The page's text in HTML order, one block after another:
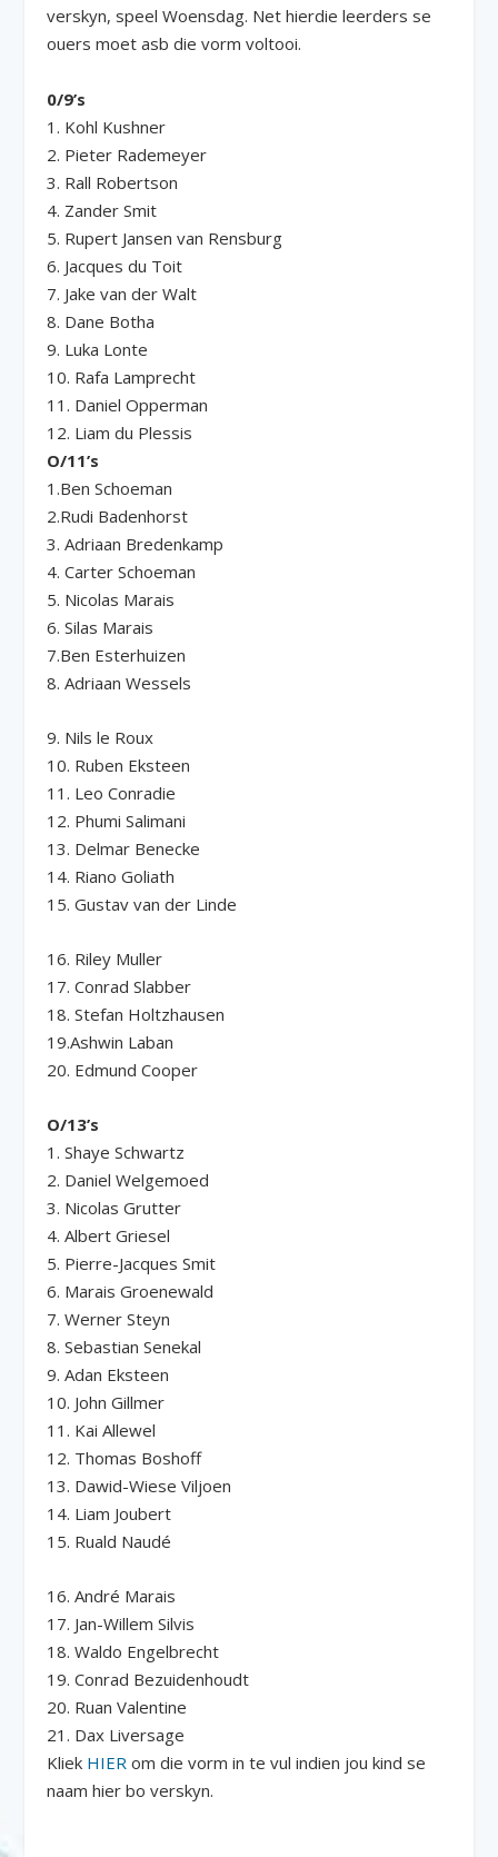
verskyn, speel Woensdag. Net hierdie leerders se
ouers moet asb die vorm voltooi.
0/9’s
1. Kohl Kushner
2. Pieter Rademeyer
3. Rall Robertson
4. Zander Smit
5. Rupert Jansen van Rensburg
6. Jacques du Toit
7. Jake van der Walt
8. Dane Botha
9. Luka Lonte
10. Rafa Lamprecht
11. Daniel Opperman
12. Liam du Plessis
O/11’s
1.Ben Schoeman
2.Rudi Badenhorst
3. Adriaan Bredenkamp
4. Carter Schoeman
5. Nicolas Marais
6. Silas Marais
7.Ben Esterhuizen
8. Adriaan Wessels
9. Nils le Roux
10. Ruben Eksteen
11. Leo Conradie
12. Phumi Salimani
13. Delmar Benecke
14. Riano Goliath
15. Gustav van der Linde
16. Riley Muller
17. Conrad Slabber
18. Stefan Holtzhausen
19.Ashwin Laban
20. Edmund Cooper
O/13’s
1. Shaye Schwartz
2. Daniel Welgemoed
3. Nicolas Grutter
4. Albert Griesel
5. Pierre-Jacques Smit
6. Marais Groenewald
7. Werner Steyn
8. Sebastian Senekal
9. Adan Eksteen
10. John Gillmer
11. Kai Allewel
12. Thomas Boshoff
13. Dawid-Wiese Viljoen
14. Liam Joubert
15. Ruald Naudé
16. André Marais
17. Jan-Willem Silvis
18. Waldo Engelbrecht
19. Conrad Bezuidenhoudt
20. Ruan Valentine
21. Dax Liversage
Kliek HIER om die vorm in te vul indien jou kind se
naam hier bo verskyn.